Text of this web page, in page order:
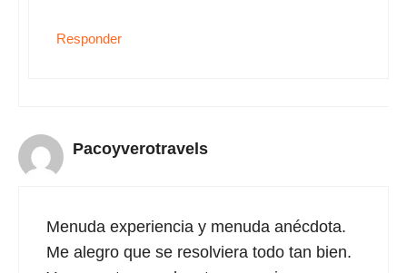
Responder
Pacoyverotravels
Menuda experiencia y menuda anécdota.
Me alegro que se resolviera todo tan bien.